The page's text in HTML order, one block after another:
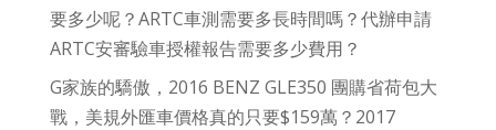
要多少呢？ARTC車測需要多長時間嗎？代辦申請
ARTC安審驗車授權報告需要多少費用？
G家族的驕傲，2016 BENZ GLE350 團購省荷包大
戰，美規外匯車價格真的只要$159萬？2017